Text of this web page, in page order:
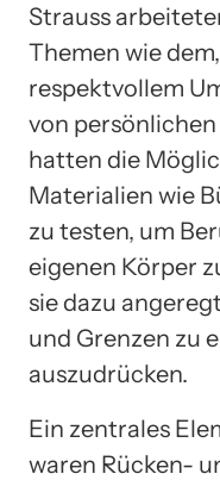
Strauss
Themen wie
respektvollem
von
hatten die
Materialien wie
zu testen, um
eigenen Körper
sie dazu
und Grenzen zu
auszudrücken.
Ein zentrales
waren Rücken-